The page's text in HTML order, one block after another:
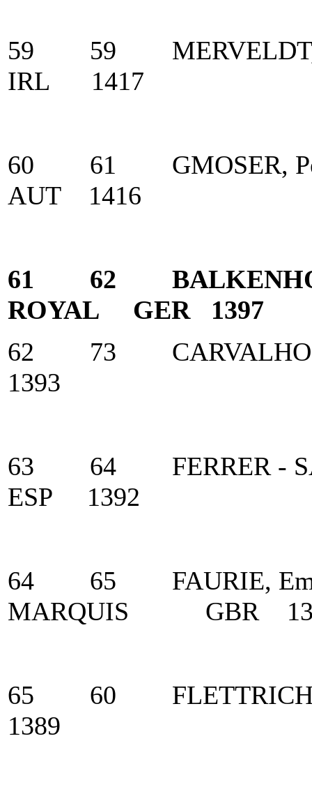
59 59
IRL 1417
60 61 GMOSER,
AUT 1416
61 62
ROYAL GER 1397
62 73
1393
63 64 FERRER -
ESP 1392
64 65 FAURIE,
MARQUIS GBR
65 60
1389